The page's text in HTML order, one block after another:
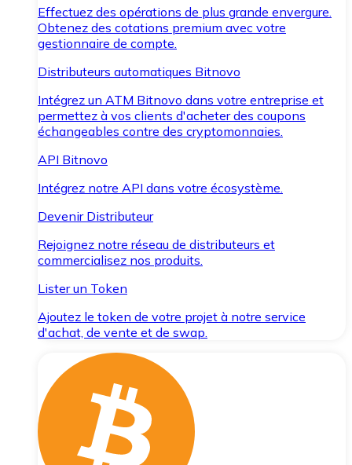
Effectuez des opérations de plus grande envergure.
Obtenez des cotations premium avec votre
gestionnaire de compte.
Distributeurs automatiques Bitnovo
Intégrez un ATM Bitnovo dans votre entreprise et
permettez à vos clients d'acheter des coupons
échangeables contre des cryptomonnaies.
API Bitnovo
Intégrez notre API dans votre écosystème.
Devenir Distributeur
Rejoignez notre réseau de distributeurs et
commercialisez nos produits.
Lister un Token
Ajoutez le token de votre projet à notre service
d'achat, de vente et de swap.